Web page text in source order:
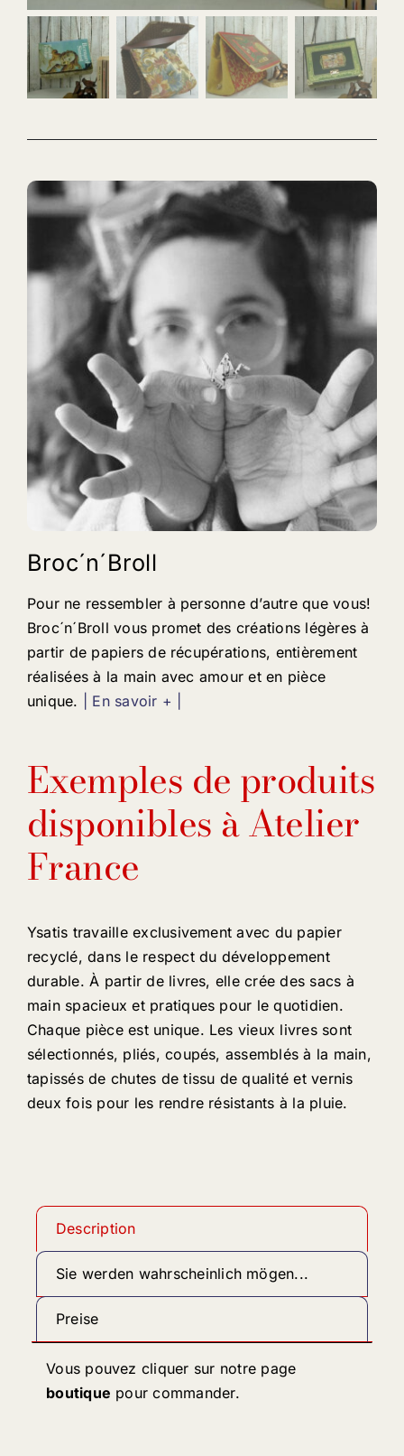
Broc´n´Broll
Pour ne ressembler à personne d’autre que vous!
Broc´n´Broll vous promet des créations légères à
partir de papiers de récupérations, entièrement
réalisées à la main avec amour et en pièce
unique.
| En savoir + |
Exemples de produits
disponibles à Atelier
France
Ysatis travaille exclusivement avec du papier
recyclé, dans le respect du développement
durable. À partir de livres, elle crée des sacs à
main spacieux et pratiques pour le quotidien.
Chaque pièce est unique. Les vieux livres sont
sélectionnés, pliés, coupés, assemblés à la main,
tapissés de chutes de tissu de qualité et vernis
deux fois pour les rendre résistants à la pluie.
Description
Sie werden wahrscheinlich mögen...
Preise
Vous pouvez cliquer sur notre page
boutique pour commander.